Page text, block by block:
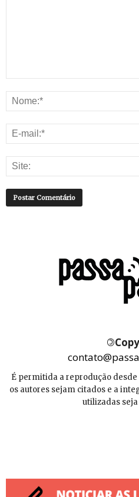
©
É permitida a reprodução
os autores sejam citados e a
utilizadas